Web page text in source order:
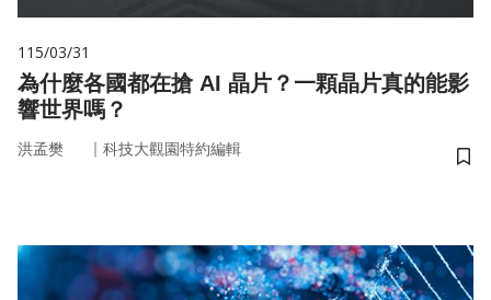
115/03/31
為什麼各國都在搶 AI 晶片？一顆晶片真的能影
響世界嗎？
洪孟樊 ｜ 科技大觀園特約編輯
儲